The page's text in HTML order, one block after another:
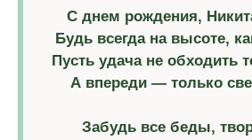
С днем рождения,
Будь всегда на высоте,
Пусть удача не обходить
А впереди — только
Забудь все беды,